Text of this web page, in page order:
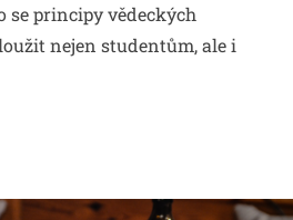
se principy vědeckých
nejen studentům, ale i